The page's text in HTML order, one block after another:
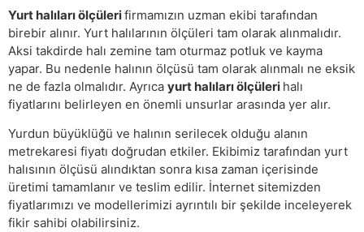
Yurt halıları ölçülerifirmamızın uzman ekibi tarafından
birebir alınır. Yurt halılarının ölçüleri tam olarak alınmalıdır.
Aksi takdirde halı zemine tam oturmaz potluk ve kayma
yapar. Bu nedenle halının ölçüsü tam olarak alınmalı ne eksik
ne de fazla olmalıdır. Ayrıca yurt halıları ölçüleri halı
fiyatlarını belirleyen en önemli unsurlar arasında yer alır.
Yurdun büyüklüğü ve halının serilecek olduğu alanın
metrekaresi fiyatı doğrudan etkiler. Ekibimiz tarafından yurt
halısının ölçüsü alındıktan sonra kısa zaman içerisinde
üretimi tamamlanır ve teslim edilir. İnternet sitemizden
fiyatlarımızı ve modellerimizi ayrıntılı bir şekilde inceleyerek
fikir sahibi olabilirsiniz.